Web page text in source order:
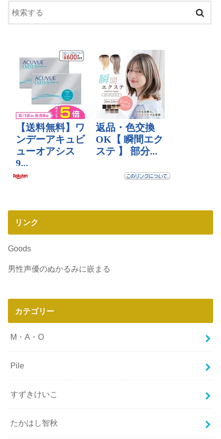
リンク
Goods
男性声優のぬかるみに嵌まる
カテゴリー
M・A・O
Pile
すずきけいこ
たかはし智秋